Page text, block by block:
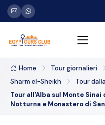
Home Tour giornalieri
Sharm el-Sheikh
Tour dalla
Tour all'Alba sul Monte Sinai
Notturna e Monastero di